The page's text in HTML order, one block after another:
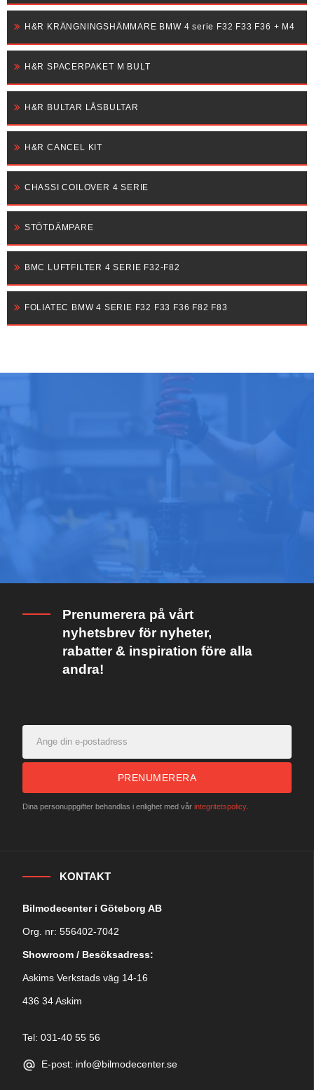
H&R KRÄNGNINGSHÄMMARE BMW 4 serie F32 F33 F36 + M4
H&R SPACERPAKET M BULT
H&R BULTAR LÅSBULTAR
H&R CANCEL KIT
CHASSI COILOVER 4 SERIE
STÖTDÄMPARE
BMC LUFTFILTER 4 SERIE F32-F82
FOLIATEC BMW 4 SERIE F32 F33 F36 F82 F83
Prenumerera på vårt
nyhetsbrev för nyheter,
rabatter & inspiration före alla
andra!
PRENUMERERA
Dina personuppgifter behandlas i enlighet med vår integritetspolicy.
KONTAKT
Bilmodecenter i Göteborg AB
Org. nr: 556402-7042
Showroom / Besöksadress:
Askims Verkstads väg 14-16
436 34 Askim
Tel: 031-40 55 56
E-post: info@bilmodecenter.se